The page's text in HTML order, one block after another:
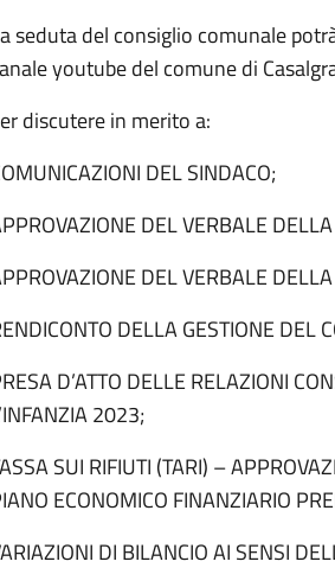
seduta del consiglio comunale
youtube del comune di
discutere in merito a:
DEL SINDACO;
DEL VERBALE
DEL VERBALE
DELLA GESTIONE DEL
D’ATTO DELLE RELAZIONI
2023;
SUI RIFIUTI (TARI) –
ECONOMICO FINANZIARIO
DI BILANCIO AI SENSI